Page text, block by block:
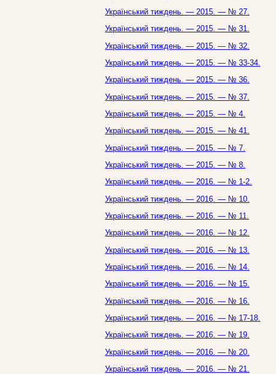
Український тиждень. — 2015. — № 27.
Український тиждень. — 2015. — № 31.
Український тиждень. — 2015. — № 32.
Український тиждень. — 2015. — № 33-34.
Український тиждень. — 2015. — № 36.
Український тиждень. — 2015. — № 37.
Український тиждень. — 2015. — № 4.
Український тиждень. — 2015. — № 41.
Український тиждень. — 2015. — № 7.
Український тиждень. — 2015. — № 8.
Український тиждень. — 2016. — № 1-2.
Український тиждень. — 2016. — № 10.
Український тиждень. — 2016. — № 11.
Український тиждень. — 2016. — № 12.
Український тиждень. — 2016. — № 13.
Український тиждень. — 2016. — № 14.
Український тиждень. — 2016. — № 15.
Український тиждень. — 2016. — № 16.
Український тиждень. — 2016. — № 17-18.
Український тиждень. — 2016. — № 19.
Український тиждень. — 2016. — № 20.
Український тиждень. — 2016. — № 21.